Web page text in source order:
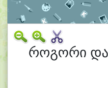
როგორი